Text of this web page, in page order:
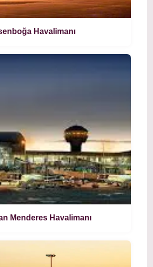
Havalimanı
Menderes Havalimanı